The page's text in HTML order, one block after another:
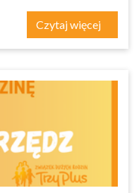
Czytaj więcej